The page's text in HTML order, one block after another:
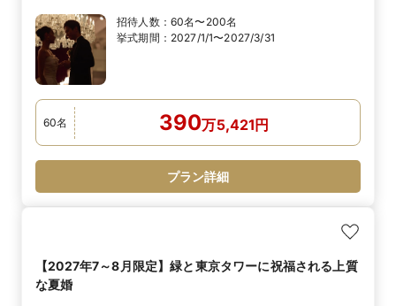
招待人数： 60名〜200名
挙式期間： 2027/1/1〜2027/3/31
60名 390万5,421円
プラン詳細
【2027年7～8月限定】緑と東京タワーに祝福される上質
な夏婚